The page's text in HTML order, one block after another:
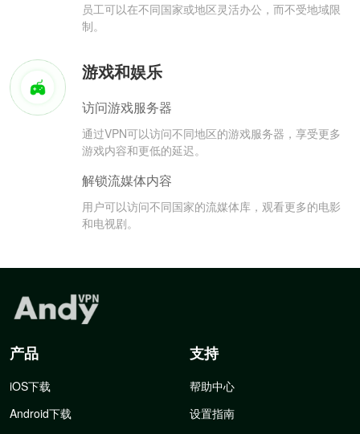
员工可以在不同国家或地区灵活办公，而不受地域限
制。
游戏和娱乐
访问游戏服务器
通过VPN可以访问不同地区的游戏服务器，享受更多
游戏内容和更低的延迟。
解锁流媒体内容
用户可以访问不同国家的流媒体库，观看更多的电影
和电视剧。
产品
iOS下载
Android下载
支持
帮助中心
设置指南